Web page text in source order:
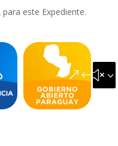
este Expediente.